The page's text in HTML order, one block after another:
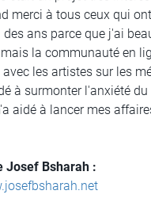
merci à tous ceux qui
ans parce que j'ai
la communauté en
les artistes sur les
à surmonter l'anxiété
aidé à lancer mes
Josef Bsharah :